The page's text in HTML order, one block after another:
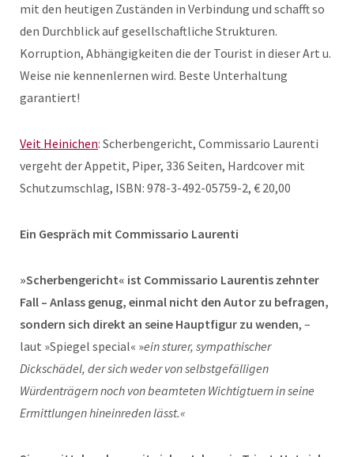
mit den heutigen Zuständen in Verbindung und schafft so
den Durchblick auf gesellschaftliche Strukturen.
Korruption, Abhängigkeiten die der Tourist in dieser Art u.
Weise nie kennenlernen wird. Beste Unterhaltung
garantiert!
Veit Heinichen: Scherbengericht, Commissario Laurenti
vergeht der Appetit, Piper, 336 Seiten, Hardcover mit
Schutzumschlag, ISBN: 978-3-492-05759-2, € 20,00
Ein Gespräch mit Commissario Laurenti
»Scherbengericht« ist Commissario Laurentis zehnter
Fall – Anlass genug, einmal nicht den Autor zu befragen,
sondern sich direkt an seine Hauptfigur zu wenden, –
laut »Spiegel special« »ein sturer, sympathischer
Dickschädel, der sich weder von selbstgefälligen
Würdenträgern noch von beamteten Wichtigtuern in seine
Ermittlungen hineinreden lässt.«